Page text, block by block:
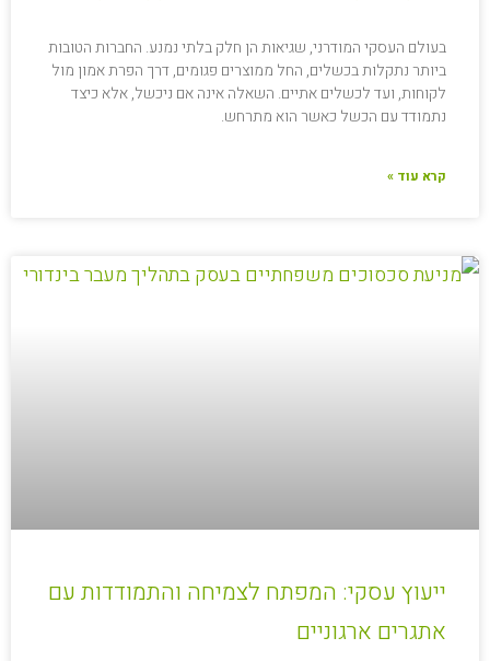
בעולם העסקי המודרני, שגיאות הן חלק בלתי נמנע. החברות הטובות
ביותר נתקלות בכשלים, החל ממוצרים פגומים, דרך הפרת אמון מול
לקוחות, ועד לכשלים אתיים. השאלה אינה אם ניכשל, אלא כיצד
נתמודד עם הכשל כאשר הוא מתרחש.
קרא עוד »
ייעוץ עסקי: המפתח לצמיחה והתמודדות עם
אתגרים ארגוניים